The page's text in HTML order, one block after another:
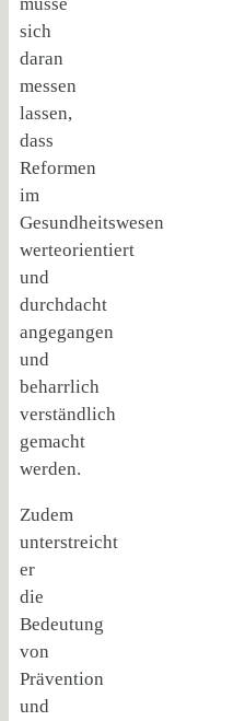
sich
daran
messen
lassen,
dass
Reformen
im
Gesundheitswesen
werteorientiert
und
durchdacht
angegangen
und
beharrlich
verständlich
gemacht
werden.
Zudem
unterstreicht
er
die
Bedeutung
von
Prävention
und